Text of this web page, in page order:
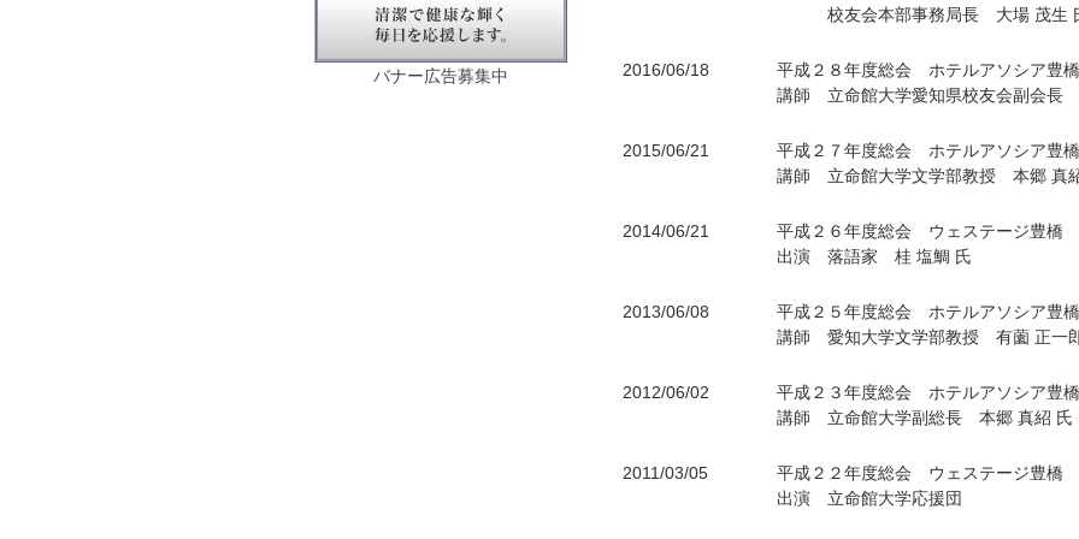
バナー広告募集中
校友会本部事務局長 大場 茂生
2016/06/18
平成２８年度総会 ホテルアソシア豊橋
講師 立命館大学愛知県校友会副会長
2015/06/21
平成２７年度総会 ホテルアソシア豊橋
講師 立命館大学文学部教授 本郷 真
2014/06/21
平成２６年度総会 ウェステージ豊橋
出演 落語家 桂 塩鯛 氏
2013/06/08
平成２５年度総会 ホテルアソシア豊橋
講師 愛知大学文学部教授 有薗 正一
2012/06/02
平成２３年度総会 ホテルアソシア豊橋
講師 立命館大学副総長 本郷 真紹 氏
2011/03/05
平成２２年度総会 ウェステージ豊橋
出演 立命館大学応援団